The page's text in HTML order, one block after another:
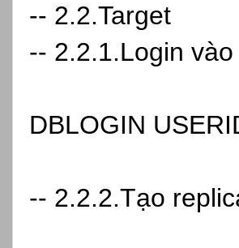
-- 2.2.Target
-- 2.2.1.Login vào
DBLOGIN
-- 2.2.2.Tạo